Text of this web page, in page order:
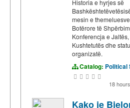
Historia e hyrjes së
mesin e
Botërore të
Konferencja e
Kushtetutës dhe
organizatë.
Catalog: Political
18
Kako je